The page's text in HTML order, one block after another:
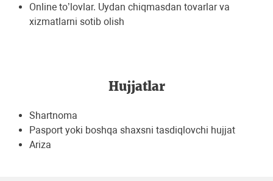
Online to’lovlar. Uydan chiqmasdan tovarlar va
xizmatlarni sotib olish
Hujjatlar
Shartnoma
Pasport yoki boshqa shaxsni tasdiqlovchi hujjat
Ariza